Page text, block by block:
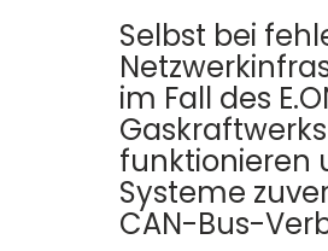
Selbst bei
im Fall des
funktionieren
Systeme
CAN-Bus-